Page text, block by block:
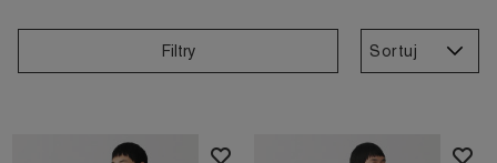
Filtry Sortuj